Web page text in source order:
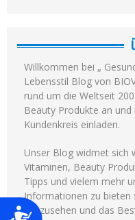
Barrierefreiheit
Willkommen bei „
Lebensstil Blog von
rund um die Weltseit
Beauty Produkte an
Kundenkreis einladen.
Unser Blog widmet sich
Vitaminen, Beauty
Tipps und vielem mehr
Informationen zu bieten
auszusehen und das